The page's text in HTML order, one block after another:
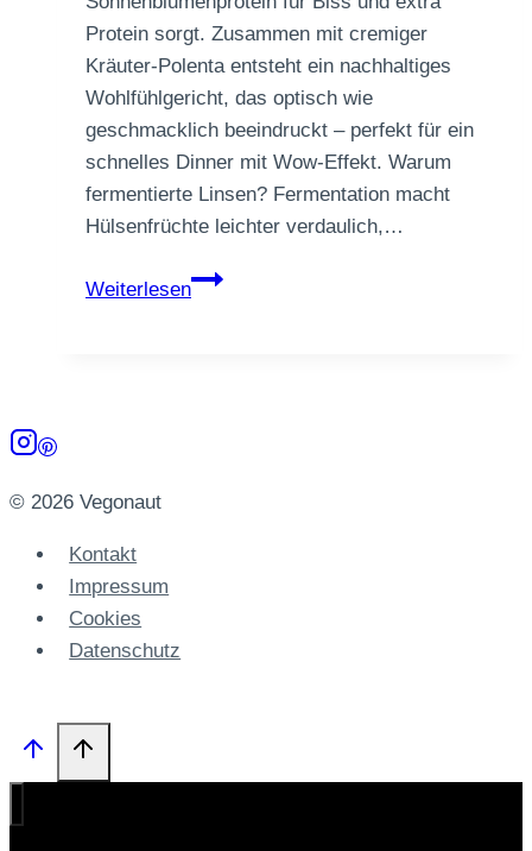
Protein sorgt. Zusammen mit cremiger
Kräuter-Polenta entsteht ein nachhaltiges
Wohlfühlgericht, das optisch wie
geschmacklich beeindruckt – perfekt für ein
schnelles Dinner mit Wow-Effekt. Warum
fermentierte Linsen? Fermentation macht
Hülsenfrüchte leichter verdaulich,…
Weiterlesen
Fermentierte
© 2026 Vegonaut
Kontakt
Impressum
Cookies
Datenschutz­